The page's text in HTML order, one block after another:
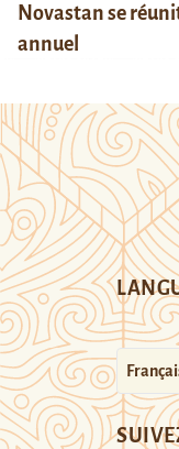
Novastan se
annuel